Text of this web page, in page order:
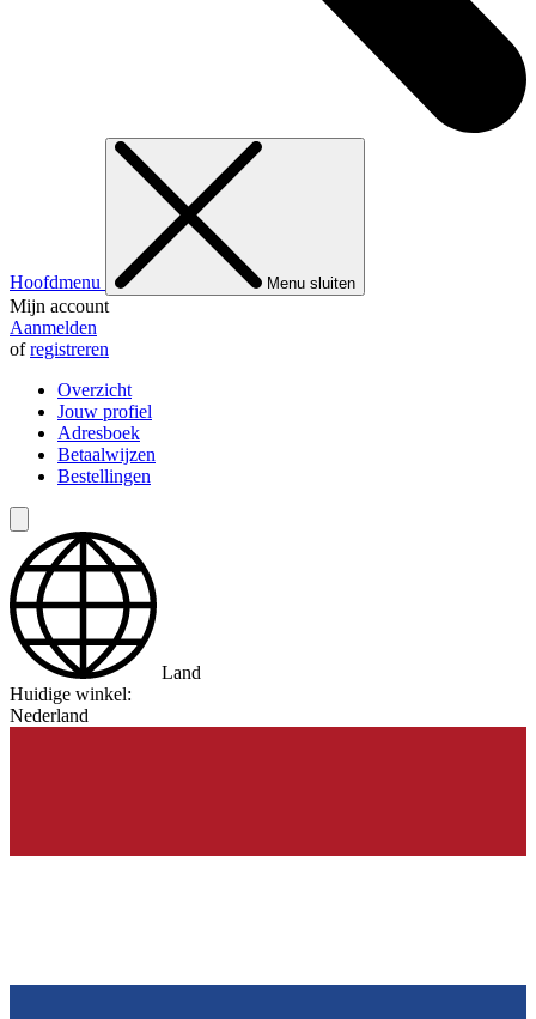
Hoofdmenu Menu sluiten
Mijn account
Aanmelden
ofregistreren
Overzicht
Jouw profiel
Adresboek
Betaalwijzen
Bestellingen
Land
Huidige winkel:
Nederland